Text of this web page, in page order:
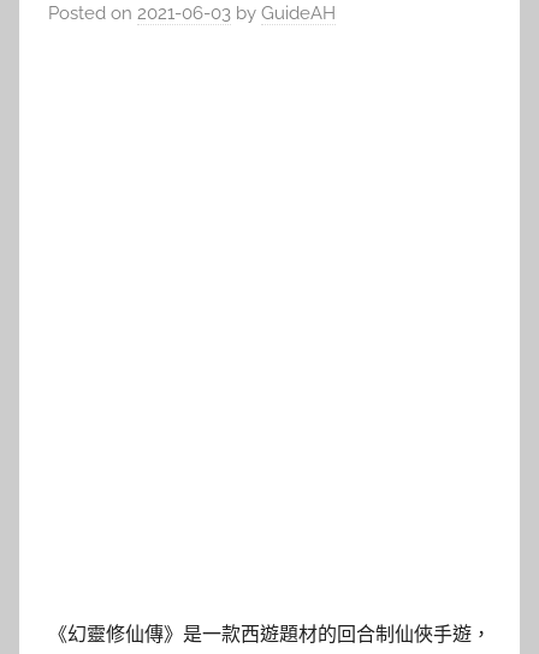
Posted on 2021-06-03 by GuideAH
《幻靈修仙傳》是一款西遊題材的回合制仙俠手遊，